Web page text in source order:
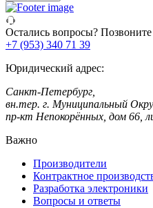
Остались вопросы?
+7 (953) 340 71 39
Юридический адрес:
Санкт-Петербург,
вн.тер. г. Муниципальный
пр-кт Непокорённых, дом 66,
Важно
Производители
Контрактное
Разработка электроники
Вопросы и ответы